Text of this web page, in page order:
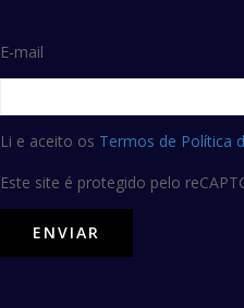
E-mail
Li e aceito os Termos de Política
Este site é protegido pelo